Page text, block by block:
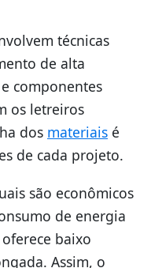
técnicas
de alta
componentes
os letreiros
dos materiais é
de cada projeto.
são econômicos
de energia
baixo
Assim, o